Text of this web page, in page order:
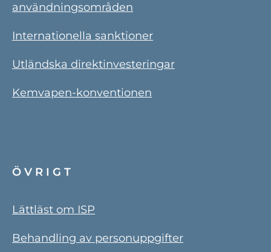
användningsområden
Internationella sanktioner
Utländska direktinvesteringar
Kemvapen-konventionen
ÖVRIGT
Lättläst om ISP
Behandling av personuppgifter